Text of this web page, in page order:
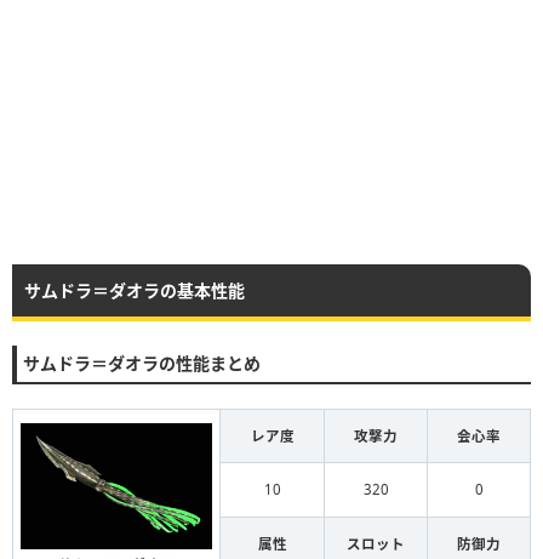
サムドラ＝ダオラの基本性能
サムドラ＝ダオラの性能まとめ
レア度 攻撃力 会心率
10 320 0
属性 スロット 防御力